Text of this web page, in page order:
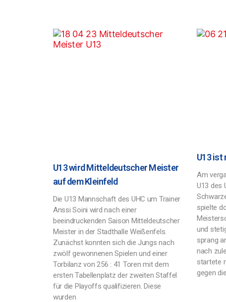
U13 wird Mitteldeutscher Meister
auf dem Kleinfeld
Die U13 Mannschaft des UHC um Trainer
Anssi Soini wird nach einer
beeindruckenden Saison Mitteldeutscher
Meister in der Stadthalle Weißenfels.
Zunächst konnten sich die Jungs nach
zwölf gewonnenen Spielen und einer
Torbilanz von 256 : 41 Toren mit dem
ersten Tabellenplatz der zweiten Staffel
für die Playoffs qualifizieren. Diese
wurden
U13 ist
Am
U13 des
spielte
und
sprang
nach
startete
gegen